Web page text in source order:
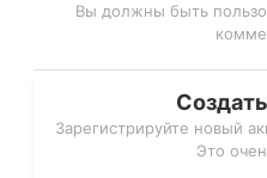
Вы должны быть
Зарегистрируйте новый
Это